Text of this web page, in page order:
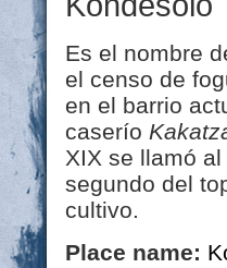
Es el nombre
el censo de
en el barrio
caserío
XIX se llamó
segundo del
cultivo.
Place name: